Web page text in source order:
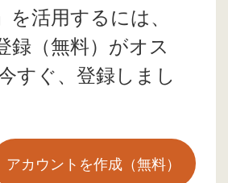
を活用するには、
録（無料）がオス
すぐ、登録しまし
アカウントを作成（無料）